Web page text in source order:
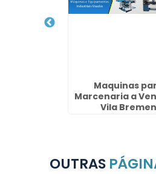
Maquinas
Marcenaria a
Vila Bremen
OUTRAS